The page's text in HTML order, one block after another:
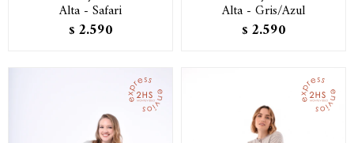
Alta - Safari
$ 2.590
Alta - Gris/Azul
$ 2.590